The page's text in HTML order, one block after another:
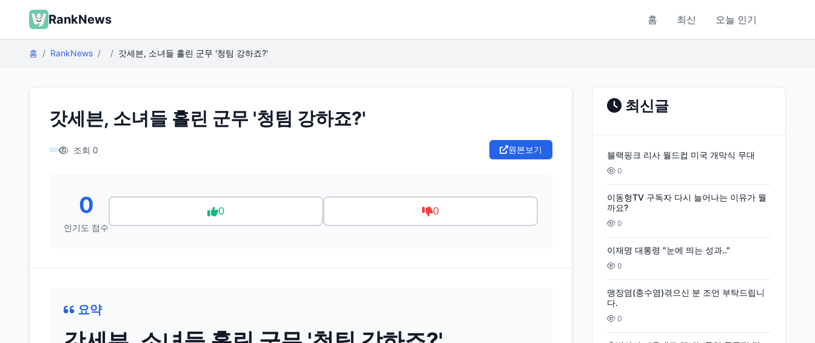
RankNews 홈 최신 오늘 인기
홈 RankNews 갓세븐, 소녀들 홀린 군무 '청팀 강하죠?'
갓세븐, 소녀들 홀린 군무 '청팀 강하죠?'
조회 0 원본보기
0
인기도 점수
0 0
요약
최신글
블랙핑크 리사 월드컵 미국 개막식 무대
0
이동형TV 구독자 다시 늘어나는 이유가 뭘
까요?
0
이재명 대통령 "눈에 띄는 성과.."
0
맹장염(충수염)겪으신 분 조언 부탁드립니
다.
0